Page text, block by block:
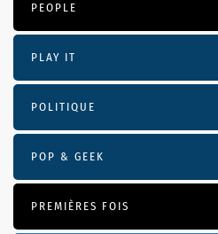
PEOPLE
PLAY IT
POLITIQUE
POP & GEEK
PREMIÈRES FOIS